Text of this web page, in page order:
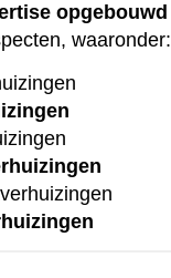
opgebouwd
waaronder: